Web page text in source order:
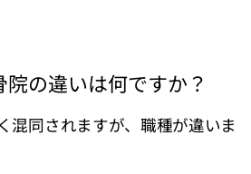
の違いは何ですか？
混同されますが、職種が違いま